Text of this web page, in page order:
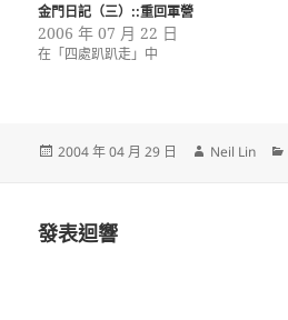
金門日記（三）::重回軍營
2006 年 07 月 22 日
在「四處趴趴走」中
發
2004 年 04 月 29 日
作
Neil Lin
發表迴響